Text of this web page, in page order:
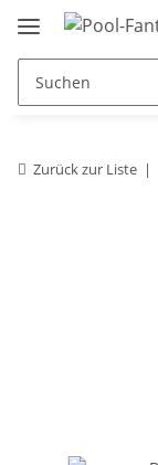
Zurück zur Liste